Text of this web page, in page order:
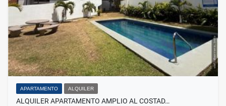
APARTAMENTO ALQUILER
ALQUILER APARTAMENTO AMPLIO AL COSTAD…